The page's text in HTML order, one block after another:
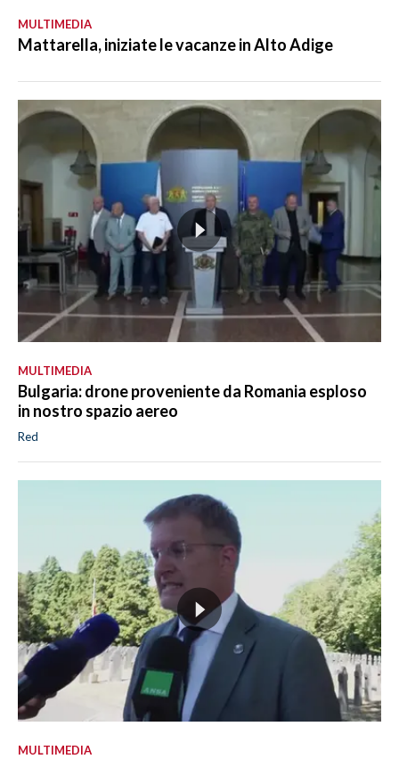
MULTIMEDIA
Mattarella, iniziate le vacanze in Alto Adige
MULTIMEDIA
Bulgaria: drone proveniente da Romania esploso
in nostro spazio aereo
Red
MULTIMEDIA